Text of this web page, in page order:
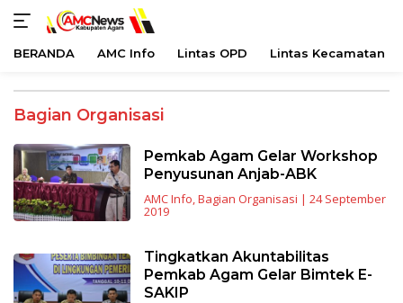
konten
BERANDA AMC Info Lintas OPD Lintas Kecamatan
Bagian Organisasi
Pemkab Agam Gelar Workshop
Penyusunan Anjab-ABK
AMC Info,Bagian Organisasi | 24 September
2019
Tingkatkan Akuntabilitas
Pemkab Agam Gelar Bimtek E-
SAKIP